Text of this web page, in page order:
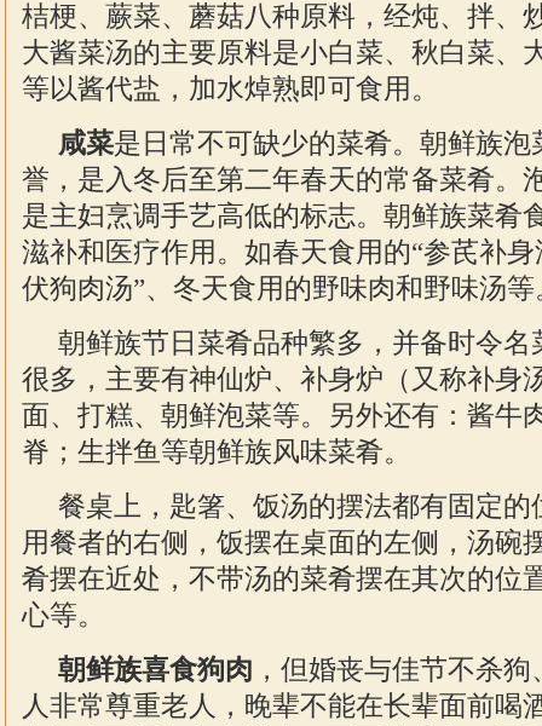
桔梗、蕨菜、蘑菇八种原料，经炖、拌、
大酱菜汤的主要原料是小白菜、秋白菜、
等以酱代盐，加水焯熟即可食用。
咸菜是日常不可缺少的菜肴。朝鲜族
誉，是入冬后至第二年春天的常备菜肴。
是主妇烹调手艺高低的标志。朝鲜族菜肴
滋补和医疗作用。如春天食用的“参芪补
伏狗肉汤”、冬天食用的野味肉和野味汤等
朝鲜族节日菜肴品种繁多，并备时令
很多，主要有神仙炉、补身炉（又称补身
面、打糕、朝鲜泡菜等。另外还有：酱牛
脊；生拌鱼等朝鲜族风味菜肴。
餐桌上，匙箸、饭汤的摆法都有固定
用餐者的右侧，饭摆在桌面的左侧，汤碗
肴摆在近处，不带汤的菜肴摆在其次的位
心等。
朝鲜族喜食狗肉 ，但婚丧与佳节不杀
人非常尊重老人，晚辈不能在长辈面前喝